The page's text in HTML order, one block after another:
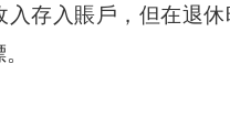
入存入賬戶，但在退休